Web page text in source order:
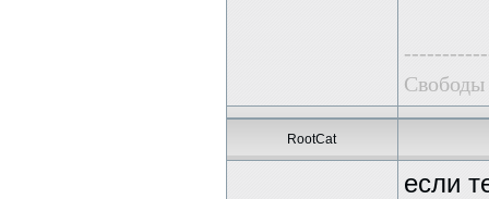
Свободы
RootCat
если